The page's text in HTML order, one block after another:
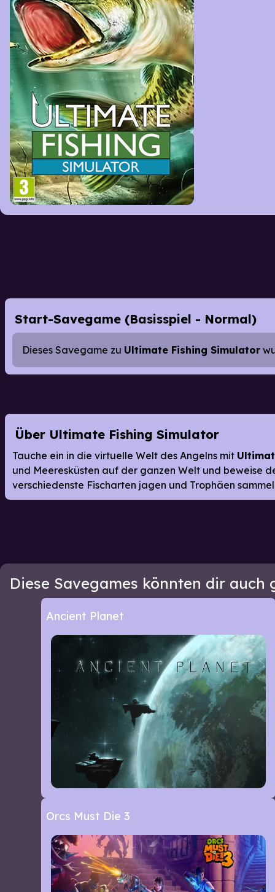
Start-Savegame (Basisspiel - Normal)
Dieses Savegame zu Ultimate Fishing Simulator
Über Ultimate Fishing Simulator
Tauche ein in die virtuelle Welt des Angelns mit
und Meeresküsten auf der ganzen Welt und beweise
verschiedenste Fischarten jagen und Trophäen
Diese Savegames könnten dir auch
Ancient Planet
Orcs Must Die 3